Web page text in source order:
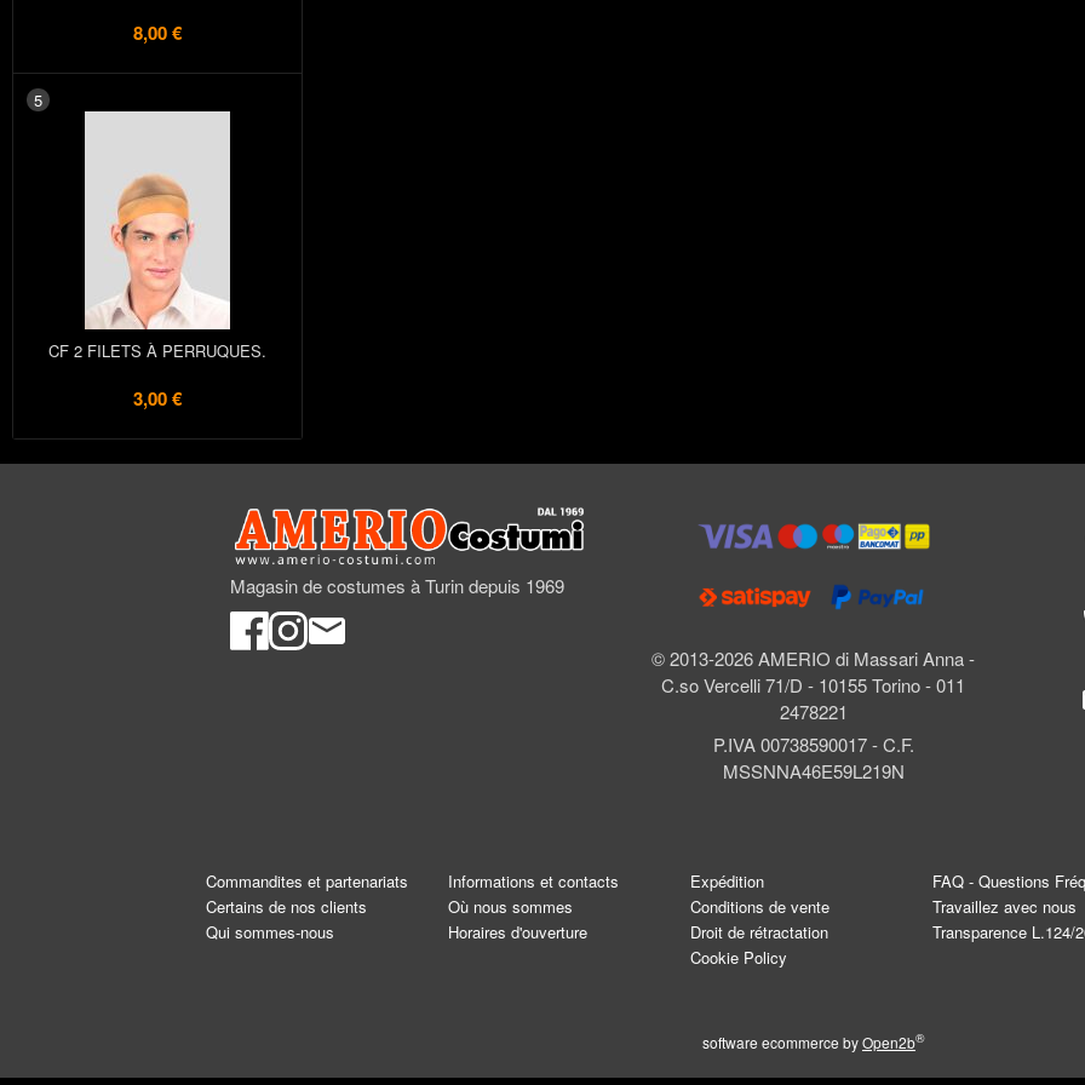
8,00 €
5
CF 2 FILETS À PERRUQUES.
3,00 €
Magasin de costumes à Turin depuis 1969
© 2013-2026 AMERIO di Massari Anna -
C.so Vercelli 71/D - 10155 Torino - 011
2478221
P.IVA 00738590017 - C.F.
MSSNNA46E59L219N
Commandites et partenariats
Certains de nos clients
Qui sommes-nous
Informations et contacts
Où nous sommes
Horaires d'ouverture
Expédition
Conditions de vente
Droit de rétractation
Cookie Policy
FAQ - Questions
Travaillez avec nous
Transparence L.124/
software ecommerce byOpen2b®